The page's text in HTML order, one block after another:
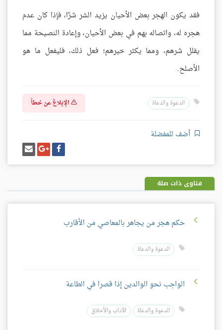
فقد يكون الهجر بعض الأحيان يزيد الشر شرًا، فإذا كان عدم
هجره له، واتصاله بهم في بعض الأحيان، وإعادة النصيحة مما
يقلل شرهم، ومما يكثر خيرهم؛ فعل ذلك، فليفعل ما هو
الأصلح.
الدعوة والدعاة الإبلاغ عن خطأ
أضف للمفضلة
شارك
على
فيسبوك
شارك
على
غوغل
بلس
إرسل
إيميل
فتاوى ذات صلة
حكم هجر من يجاهر بالمعاصي من الأقارب
الدعوة والدعاة
الواجب نحو الوالدين إذا قصرا في الطاعة
الدعوة والدعاة الآداب والأخلاق